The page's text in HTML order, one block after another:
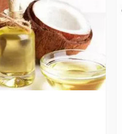
Vista Previa